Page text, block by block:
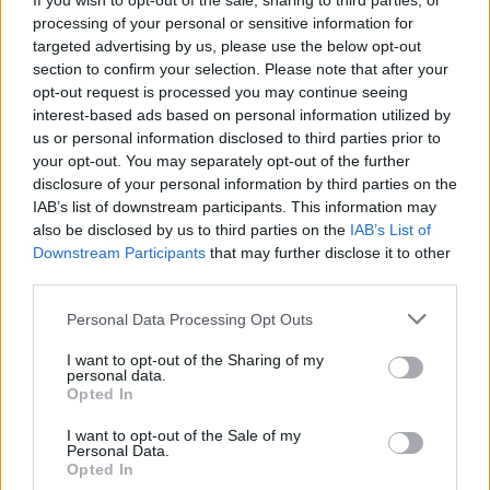
processing of your personal or sensitive information for
targeted advertising by us, please use the below opt-out
section to confirm your selection. Please note that after your
opt-out request is processed you may continue seeing
interest-based ads based on personal information utilized by
us or personal information disclosed to third parties prior to
your opt-out. You may separately opt-out of the further
disclosure of your personal information by third parties on the
IAB’s list of downstream participants. This information may
also be disclosed by us to third parties on the IAB’s List of
Downstream Participants that may further disclose it to other
Please note that this website/app uses one or more Google
not limited to your visit or usage behaviour. You may click to
grant or deny consent to Google and its third-party tags to
use your data for below specified purposes in below Google
consent section.
Personal Data Processing Opt Outs
I want to opt-out of the Sharing of my
personal data.
Opted In
I want to opt-out of the Sale of my
Personal Data.
Opted In
Új partnerprogram a ZyXEL-nél
Céginfo| 2015.05.08 06:59
Hibákért fizet a Dropbox
Tech| 2015.04.16 20:00
Bevehetetlen a Tresorit erődje?
Biztonság| 2013.12.20 15:00
Biztonság| 2013.11.26 18:00